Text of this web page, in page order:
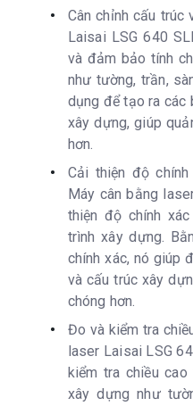
Cân chỉnh cấu trúc
Laisai LSG 640
và đảm bảo tính
như tường, trần,
dụng để tạo ra các
xây dựng, giúp
hơn.
Cải thiện độ
Máy cân bằng
thiện độ chính
trình xây dựng.
chính xác, nó giúp
và cấu trúc xây
chóng hơn.
Đo và kiểm tra
laser Laisai LSG
kiểm tra chiều
xây dựng như